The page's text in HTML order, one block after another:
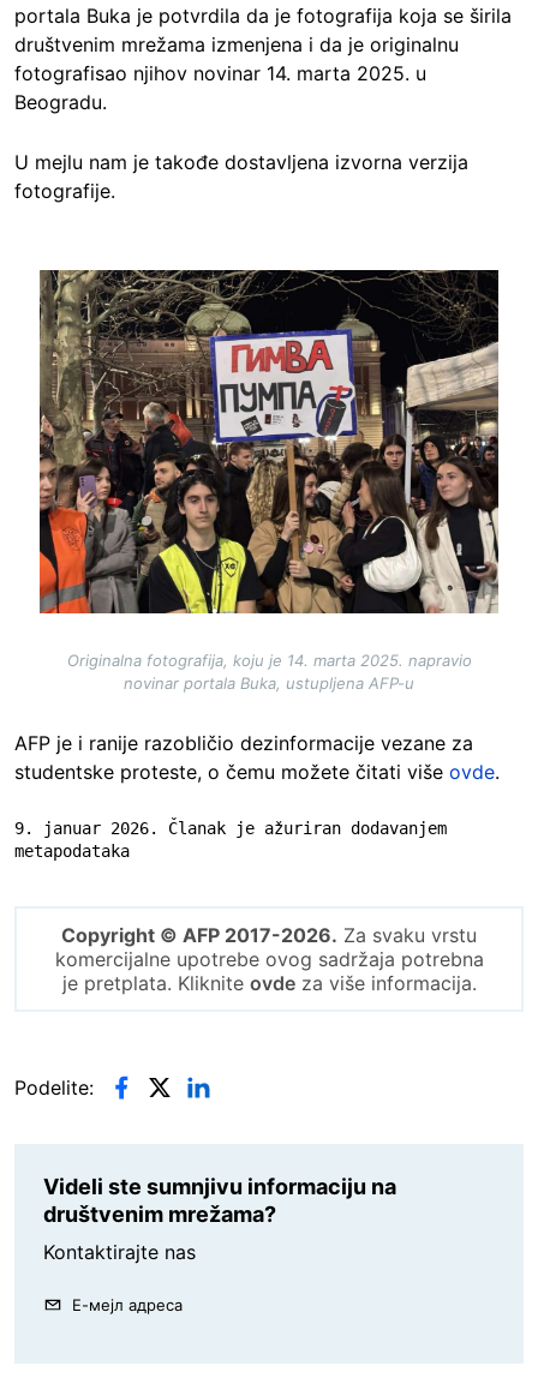
portala Buka je potvrdila da je fotografija koja se širila
društvenim mrežama izmenjena i da je originalnu
fotografisao njihov novinar 14. marta 2025. u
Beogradu.
U mejlu nam je takođe dostavljena izvorna verzija
fotografije.
Image
Originalna fotografija, koju je 14. marta 2025. napravio
novinar portala Buka, ustupljena AFP-u
AFP je i ranije razobličio dezinformacije vezane za
studentske proteste, o čemu možete čitati više ovde.
9. januar 2026. Članak je ažuriran dodavanjem
metapodataka
Copyright © AFP 2017-2026. Za svaku vrstu
komercijalne upotrebe ovog sadržaja potrebna
je pretplata. Kliknite ovdeza više informacija.
Podelite:
Videli ste sumnjivu informaciju na
društvenim mrežama?
Kontaktirajte nas
Е-мејл адреса